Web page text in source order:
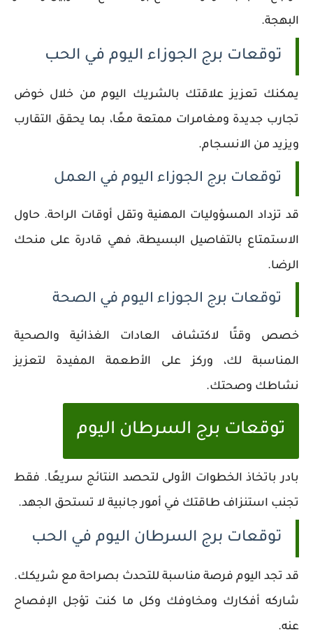
البهجة.
توقعات برج الجوزاء اليوم في الحب
يمكنك تعزيز علاقتك بالشريك اليوم من خلال خوض
تجارب جديدة ومغامرات ممتعة معًا، بما يحقق التقارب
ويزيد من الانسجام.
توقعات برج الجوزاء اليوم في العمل
قد تزداد المسؤوليات المهنية وتقل أوقات الراحة. حاول
الاستمتاع بالتفاصيل البسيطة، فهي قادرة على منحك
الرضا.
توقعات برج الجوزاء اليوم في الصحة
خصص وقتًا لاكتشاف العادات الغذائية والصحية
المناسبة لك، وركز على الأطعمة المفيدة لتعزيز
نشاطك وصحتك.
توقعات برج السرطان اليوم
بادر باتخاذ الخطوات الأولى لتحصد النتائج سريعًا. فقط
تجنب استنزاف طاقتك في أمور جانبية لا تستحق الجهد.
توقعات برج السرطان اليوم في الحب
قد تجد اليوم فرصة مناسبة للتحدث بصراحة مع شريكك.
شاركه أفكارك ومخاوفك وكل ما كنت تؤجل الإفصاح
عنه.